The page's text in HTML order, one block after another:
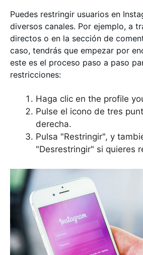
Puedes restringir usuarios en
diversos canales. Por ejemplo, a
directos o en la sección de
caso, tendrás que empezar por
este es el proceso paso a paso
restricciones:
Haga clic en the profile
Pulse el icono de tres
derecha.
Pulsa "Restringir", y
"Desrestringir" si quieres